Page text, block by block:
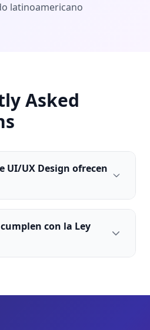
latinoamericano
Asked
UI/UX Design ofrecen
con la Ley